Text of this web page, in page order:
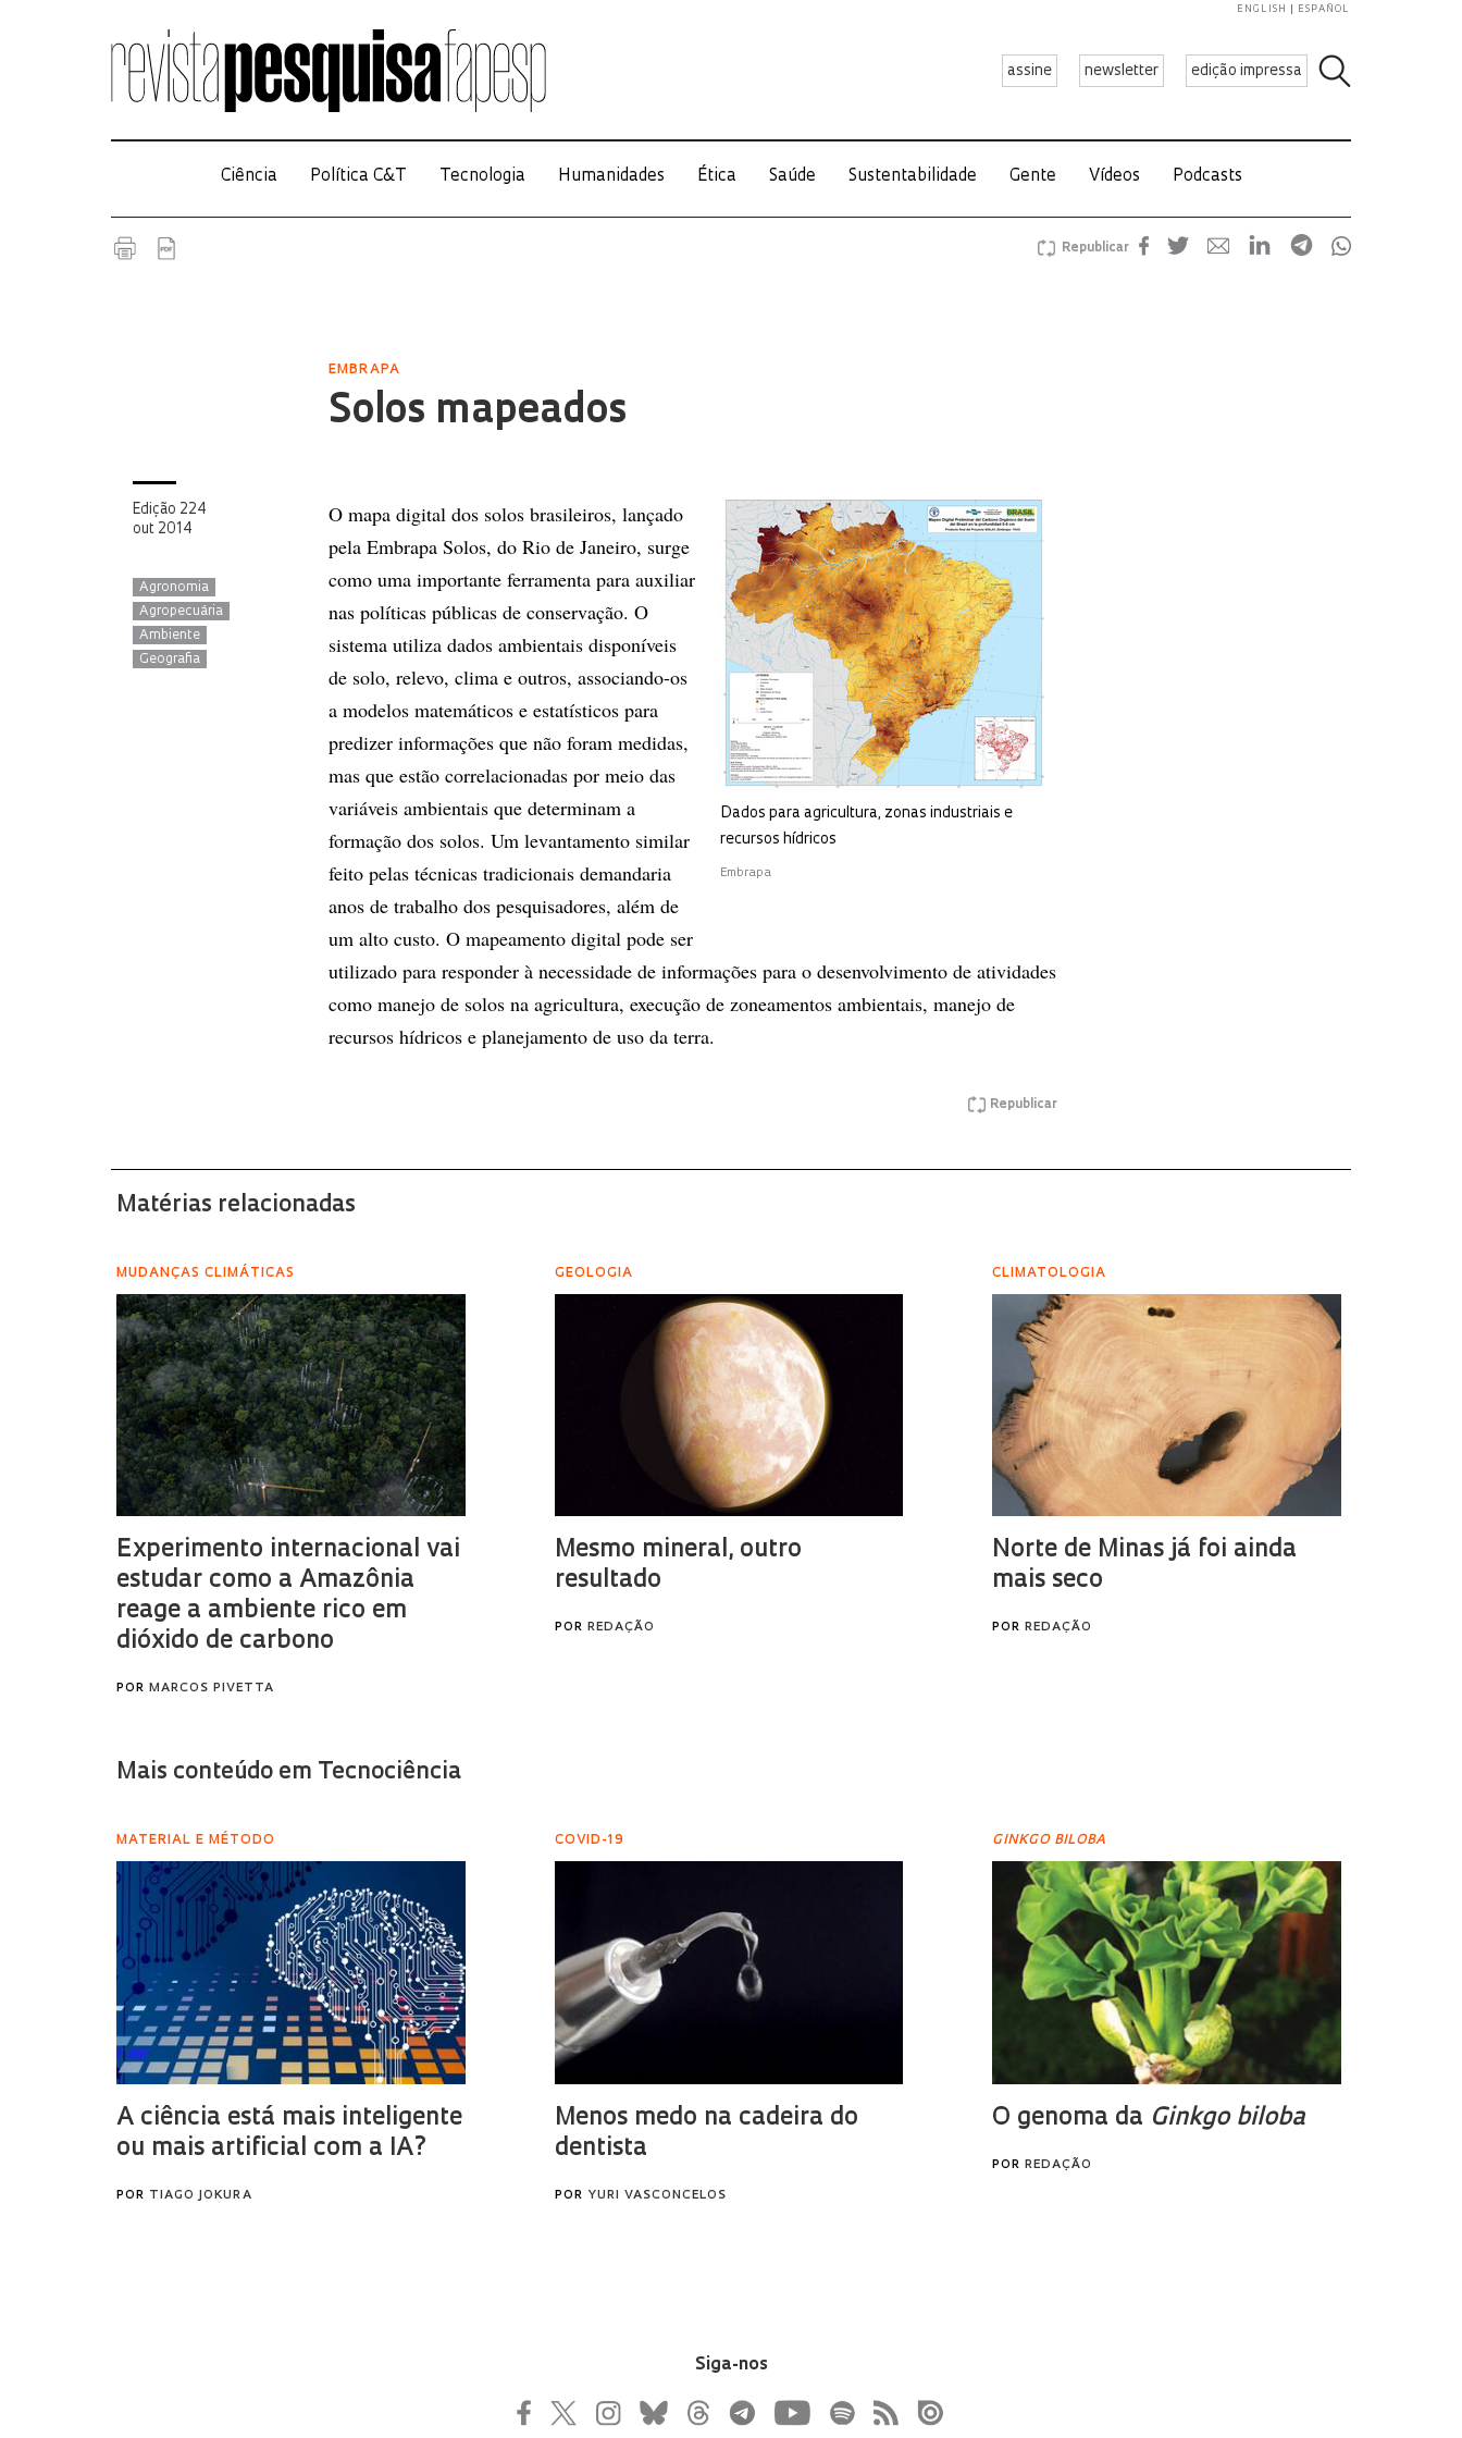
assine newsletter edição impressa
ENGLISH ESPAÑOL
Ciência Política C&T Tecnologia Humanidades Ética Saúde Sustentabilidade Gente Vídeos Podcasts
Republicar
EMBRAPA
Solos mapeados
Edição 224
out 2014
Agronomia
Agropecuária
Ambiente
Geografia
Dados para agricultura, zonas industriais e
recursos hídricos
Embrapa
O mapa digital dos solos brasileiros, lançado
pela Embrapa Solos, do Rio de Janeiro, surge
como uma importante ferramenta para auxiliar
nas políticas públicas de conservação. O
sistema utiliza dados ambientais disponíveis
de solo, relevo, clima e outros, associando-os
a modelos matemáticos e estatísticos para
predizer informações que não foram medidas,
mas que estão correlacionadas por meio das
variáveis ambientais que determinam a
formação dos solos. Um levantamento similar
feito pelas técnicas tradicionais demandaria
anos de trabalho dos pesquisadores, além de
um alto custo. O mapeamento digital pode ser
utilizado para responder à necessidade de informações para o desenvolvimento de atividades
como manejo de solos na agricultura, execução de zoneamentos ambientais, manejo de
recursos hídricos e planejamento de uso da terra.
Republicar
Siga-nos